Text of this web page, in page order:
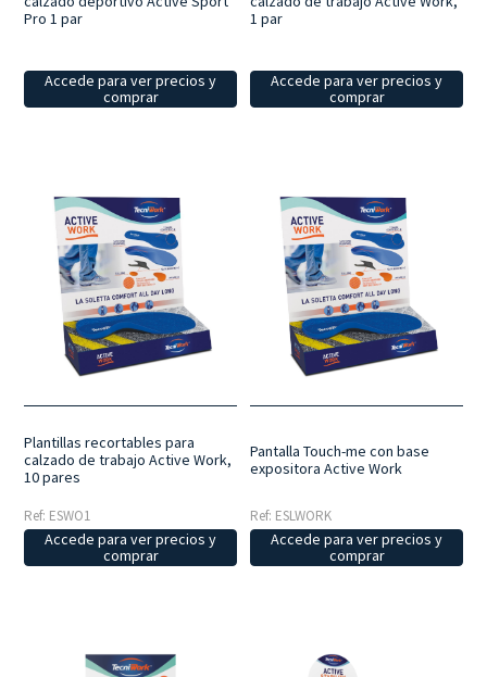
Pro 1 par
Accede para ver precios y
comprar
1 par
Accede para ver precios y
comprar
Plantillas recortables para
calzado de trabajo Active Work,
10 pares
Ref: ESWO1
Accede para ver precios y
comprar
Pantalla Touch-me con base
expositora Active Work
Ref: ESLWORK
Accede para ver precios y
comprar